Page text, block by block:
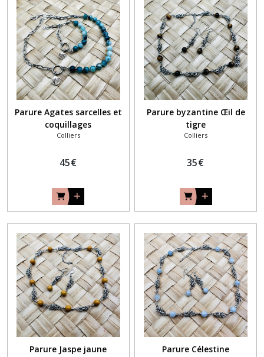
Parure Agates sarcelles et
coquillages
Colliers
45€
Parure byzantine Œil de
tigre
Colliers
35€
Parure Jaspe jaune Parure Célestine